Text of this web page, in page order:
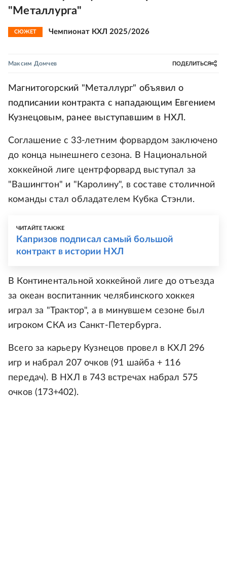
"Металлурга"
СЮЖЕТ Чемпионат КХЛ 2025/2026
Максим Домчев ПОДЕЛИТЬСЯ
Магнитогорский "Металлург" объявил о
подписании контракта с нападающим Евгением
Кузнецовым, ранее выступавшим в НХЛ.
Соглашение с 33-летним форвардом заключено
до конца нынешнего сезона. В Национальной
хоккейной лиге центрфорвард выступал за
"Вашингтон" и "Каролину", в составе столичной
команды стал обладателем Кубка Стэнли.
ЧИТАЙТЕ ТАКЖЕ
Капризов подписал самый большой
контракт в истории НХЛ
В Континентальной хоккейной лиге до отъезда
за океан воспитанник челябинского хоккея
играл за "Трактор", а в минувшем сезоне был
игроком СКА из Санкт-Петербурга.
Всего за карьеру Кузнецов провел в КХЛ 296
игр и набрал 207 очков (91 шайба + 116
передач). В НХЛ в 743 встречах набрал 575
очков (173+402).